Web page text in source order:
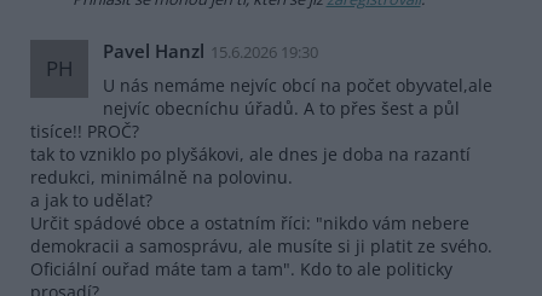
PH
Pavel Hanzl 15.6.2026 19:30
U nás nemáme nejvíc obcí na počet obyvatel,ale
nejvíc obecníchu úřadů. A to přes šest a půl
tisíce!! PROČ?
tak to vzniklo po plyšákovi, ale dnes je doba na razantí
redukci, minimálně na polovinu.
a jak to udělat?
Určit spádové obce a ostatním říci: "nikdo vám nebere
demokracii a samosprávu, ale musíte si ji platit ze svého.
Oficiální ouřad máte tam a tam". Kdo to ale politicky